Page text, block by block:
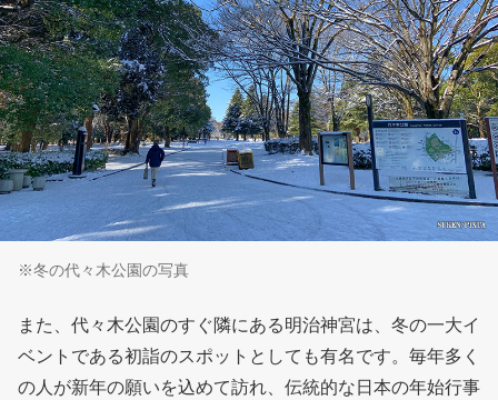
※冬の代々木公園の写真
また、代々木公園のすぐ隣にある明治神宮は、冬の一大イ
ベントである初詣のスポットとしても有名です。毎年多く
の人が新年の願いを込めて訪れ、伝統的な日本の年始行事